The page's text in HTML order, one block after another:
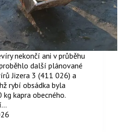
nekončí ani v průběhu
další plánované
Jizera 3 (411 026) a
rybí obsádka byla
kapra obecného.